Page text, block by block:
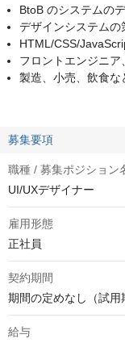
BtoB のシステムの
デザインシステムの
HTML/CSS/
フロントエンジニ
製造、小売、飲食
募集要項
職種 / 募集ポジション
UI/UXデザイナー
雇用形態
正社員
契約期間
期間の定めなし（試用
給与